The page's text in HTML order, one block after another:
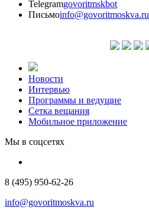
Telegramgovoritmskbot
Письмоinfo@govoritmoskva.ru
Новости
Интервью
Программы и ведущие
Сетка вещания
Мобильное приложение
Мы в соцсетях
8 (495) 950-62-26
info@govoritmoskva.ru